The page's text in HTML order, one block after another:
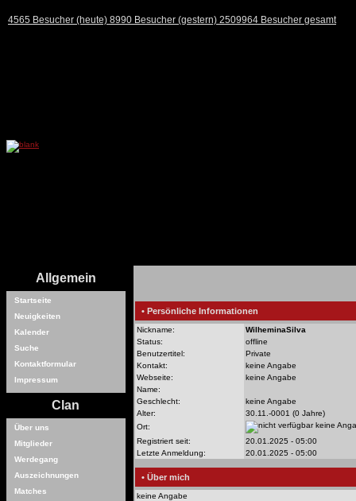
4565 Besucher (heute) 8990 Besucher (gestern) 2509964 Besucher gesamt
Allgemein
Startseite
Neuigkeiten
Kalender
Suche
Kontaktformular
Impressum
Clan
Über uns
Mitglieder
Werdegang
Auszeichnungen
Matches
• Persönliche Informationen
Nickname:
WilheminaSilva
Status:
offline
Benutzertitel:
Private
Kontakt:
keine Angabe
Webseite:
keine Angabe
Name:
Geschlecht:
keine Angabe
Alter:
30.11.-0001 (0 Jahre)
Ort:
keine
Registriert seit:
20.01.2025 - 05:00
Letzte Anmeldung:
20.01.2025 - 05:00
• Über mich
keine Angabe